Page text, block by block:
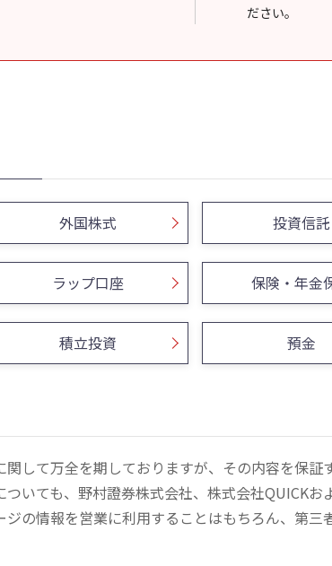
ださい。
外国株式 投資信託
ラップ口座 保険・年金
積立投資 預金
して万全を期しておりますが、その内容を保
いても、野村證券株式会社、株式会社QUICK
の情報を営業に利用することはもちろん、第